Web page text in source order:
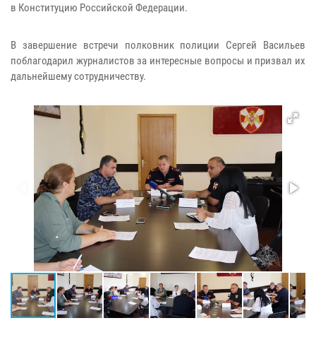
в Конституцию Российской Федерации.
В завершение встречи полковник полиции Сергей Васильев
поблагодарил журналистов за интересные вопросы и призвал их
дальнейшему сотрудничеству.